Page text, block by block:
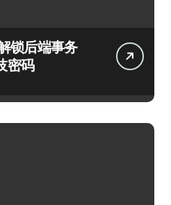
锁后端事务
密码